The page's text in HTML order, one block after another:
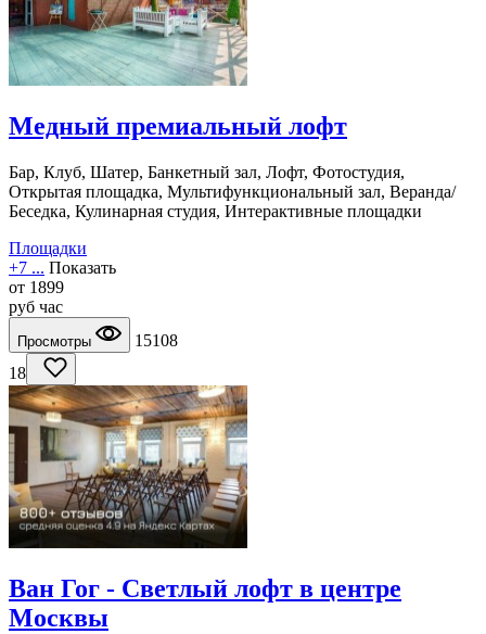
Медный премиальный лофт
Бар, Клуб, Шатер, Банкетный зал, Лофт, Фотостудия,
Открытая площадка, Мультифункциональный зал, Веранда/
Беседка, Кулинарная студия, Интерактивные площадки
Площадки
+7 ... Показать
от 1899
руб час
Просмотры
15108
18
Ван Гог - Светлый лофт в центре
Москвы